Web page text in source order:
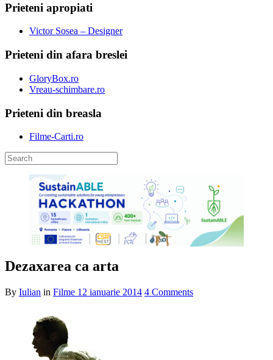
Prieteni apropiati
Victor Sosea – Designer
Prieteni din afara breslei
GloryBox.ro
Vreau-schimbare.ro
Prieteni din breasla
Filme-Carti.ro
Dezaxarea ca arta
By Iulian in Filme 12 ianuarie 2014 4 Comments